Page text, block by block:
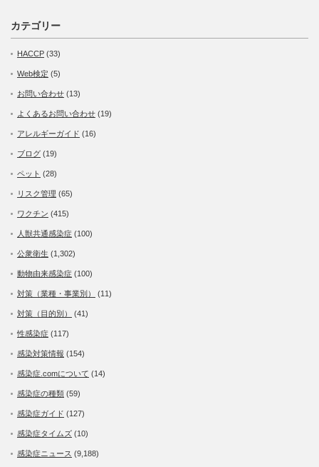
カテゴリー
HACCP (33)
Web検定 (5)
お問い合わせ (13)
よくあるお問い合わせ (19)
アレルギーガイド (16)
ブログ (19)
ペット (28)
リスク管理 (65)
ワクチン (415)
人獣共通感染症 (100)
公衆衛生 (1,302)
動物由来感染症 (100)
対策（業種・事業別） (11)
対策（目的別） (41)
性感染症 (117)
感染対策情報 (154)
感染症.comについて (14)
感染症の種類 (59)
感染症ガイド (127)
感染症タイムズ (10)
感染症ニュース (9,188)